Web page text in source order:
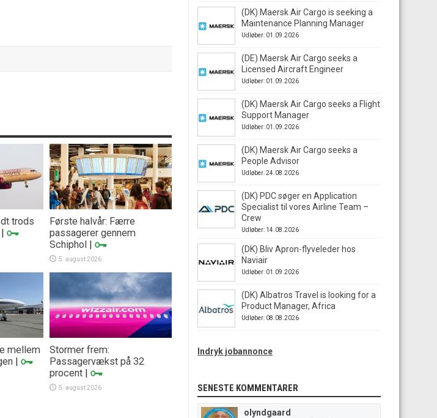
trods
|
Første halvår: Færre
passagerer gennem
Schiphol |
5. august 2026
mellem
|
Stormer frem:
Passagervækst på 32
procent |
5. august 2026
(DK) Maersk Air Cargo is seeking a
Maintenance Planning Manager
Udløber: 01.09.2026
(DE) Maersk Air Cargo seeks a
Licensed Aircraft Engineer
Udløber: 01.09.2026
(DK) Maersk Air Cargo seeks a Flight
Support Manager
Udløber: 01.09.2026
(DK) Maersk Air Cargo seeks a
People Advisor
Udløber: 24.08.2026
(DK) PDC søger en Application
Specialist til vores Airline Team –
Crew
Udløber: 14.08.2026
(DK) Bliv Apron-flyveleder hos
Naviair
Udløber: 01.09.2026
(DK) Albatros Travel is looking for a
Product Manager, Africa
Udløber: 08.08.2026
Indryk jobannonce
SENESTE KOMMENTARER
olyndgaard